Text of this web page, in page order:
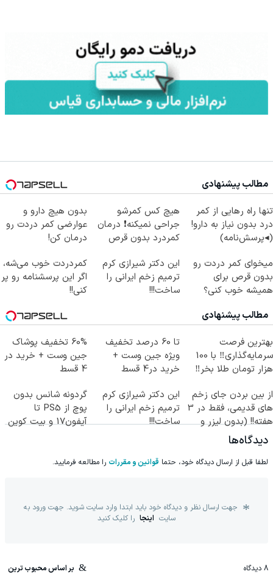
مطالب پیشنهادی
تنها راه رهایی از کمر
درد بدون نیاز به دارو!
(◂پرسش‌نامه)
هیچ کس کمرشو
جراحی نمیکنه❗ درمان
کمردرد بدون قرص
بدون هیچ دارو و
عوارضی کمر دردت رو
درمان کن!
میخوای کمر دردت رو
بدون قرص برای
همیشه خوب کنی؟
کن)
این دکتر شیرازی کرم
ترمیم زخم ایرانی را
ساخت!!!
کمردردت خوب می‌شه،
اگر این پرسشنامه رو پر
کنی!!
مطالب پیشنهادی
بهترین فرصت
سرمایه‌گذاری‼️ با 100
هزار تومان طلا بخر‼️
تا 60 درصد تخفیف
ویژه جین وست +
خرید در4 قسط
60% تخفیف پوشاک
جین وست + خرید در
4 قسط
از بین بردن جای زخم
های قدیمی، فقط در 3
هفته!! (بدون لیزر و
جراحی)
این دکتر شیرازی کرم
ترمیم زخم ایرانی را
ساخت!!!
گردونه شانس بدون
پوچ از PS5 تا
آیفون17 و بیت کوین
دیدگاه‌ها
لطفا قبل از ارسال دیدگاه خود، حتما قوانین و مقررات را مطالعه فرمایید.
جهت ارسال نظر و دیدگاه خود باید ابتدا وارد سایت شوید. جهت ورود به
سایت اینجا را کلیک کنید
8 دیدگاه بر اساس محبوب ترین